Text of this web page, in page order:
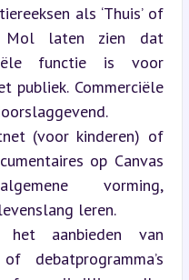
als ‘Thuis’ of
Mol laten zien dat
functie is voor
publiek. Commerciële
(voor kinderen) of
op Canvas
vorming,
leren.
aanbieden van
debatprogramma’s